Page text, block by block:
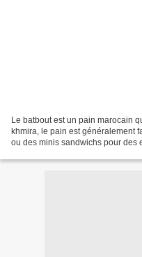
Le batbout est un pain marocain
khmira, le pain est généralement
ou des minis sandwichs pour des